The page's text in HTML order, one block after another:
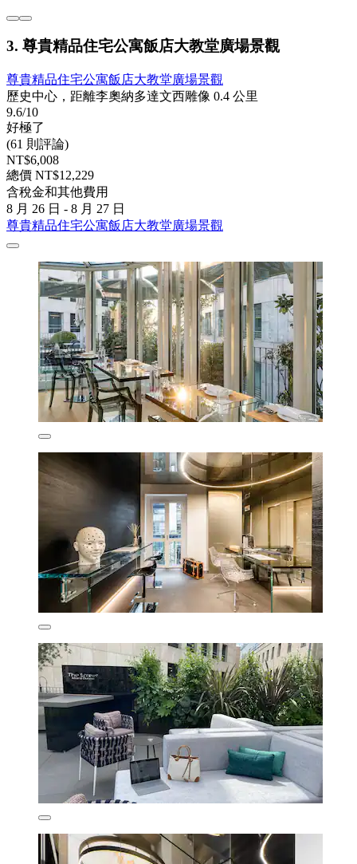
3. 尊貴精品住宅公寓飯店大教堂廣場景觀
尊貴精品住宅公寓飯店大教堂廣場景觀
歷史中心，距離李奧納多達文西雕像 0.4 公里
9.6/10
好極了
(61 則評論)
NT$6,008
總價 NT$12,229
含稅金和其他費用
8 月 26 日 - 8 月 27 日
尊貴精品住宅公寓飯店大教堂廣場景觀